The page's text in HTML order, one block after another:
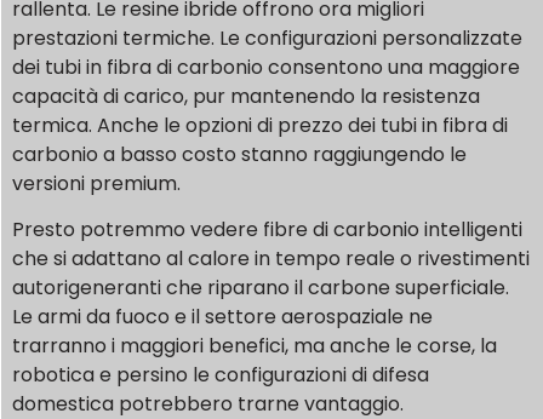
rallenta. Le resine ibride offrono ora migliori
prestazioni termiche. Le configurazioni personalizzate
dei tubi in fibra di carbonio consentono una maggiore
capacità di carico, pur mantenendo la resistenza
termica. Anche le opzioni di prezzo dei tubi in fibra di
carbonio a basso costo stanno raggiungendo le
versioni premium.
Presto potremmo vedere fibre di carbonio intelligenti
che si adattano al calore in tempo reale o rivestimenti
autorigeneranti che riparano il carbone superficiale.
Le armi da fuoco e il settore aerospaziale ne
trarranno i maggiori benefici, ma anche le corse, la
robotica e persino le configurazioni di difesa
domestica potrebbero trarne vantaggio.